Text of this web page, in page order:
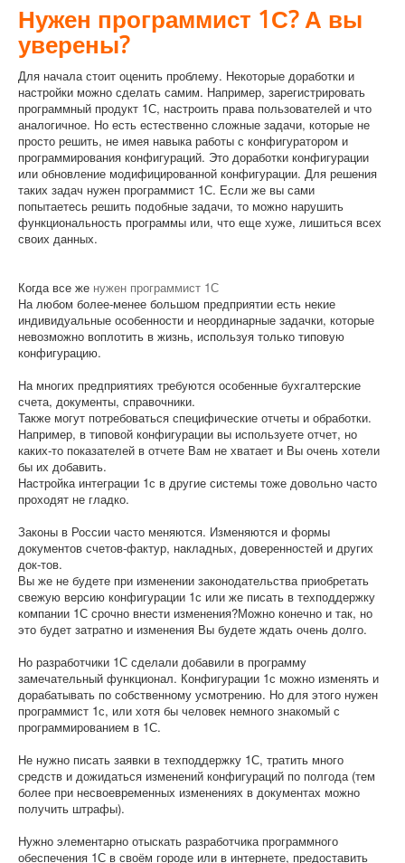
Нужен программист 1С?А вы
уверены?
Для начала стоит оценить проблему. Некоторые доработки и
настройки можно сделать самим. Например, зарегистрировать
программный продукт 1С, настроить права пользователей и что
аналогичное. Но есть естественно сложные задачи, которые не
просто решить, не имея навыка работы с конфигуратором и
программирования конфигураций. Это доработки конфигурации
или обновление модифицированной конфигурации. Для решения
таких задач нужен программист 1С. Если же вы сами
попытаетесь решить подобные задачи, то можно нарушить
функциональность программы или, что еще хуже, лишиться всех
своих данных.
Когда все же нужен программист 1С
На любом более-менее большом предприятии есть некие
индивидуальные особенности и неординарные задачки, которые
невозможно воплотить в жизнь, используя только типовую
конфигурацию.
На многих предприятиях требуются особенные бухгалтерские
счета, документы, справочники.
Также могут потребоваться специфические отчеты и обработки.
Например, в типовой конфигурации вы используете отчет, но
каких-то показателей в отчете Вам не хватает и Вы очень хотели
бы их добавить.
Настройка интеграции 1с в другие системы тоже довольно часто
проходят не гладко.
Законы в России часто меняются. Изменяются и формы
документов счетов-фактур, накладных, доверенностей и других
док-тов.
Вы же не будете при изменении законодательства приобретать
свежую версию конфигурации 1с или же писать в техподдержку
компании 1С срочно внести изменения?Можно конечно и так, но
это будет затратно и изменения Вы будете ждать очень долго.
Но разработчики 1С сделали добавили в программу
замечательный функционал. Конфигурации 1с можно изменять и
дорабатывать по собственному усмотрению. Но для этого нужен
программист 1с, или хотя бы человек немного знакомый с
программированием в 1С.
Не нужно писать заявки в техподдержку 1С, тратить много
средств и дожидаться изменений конфигураций по полгода(тем
более при несвоевременных изменениях в документах можно
получить штрафы).
Нужно элементарно отыскать разработчика программного
обеспечения 1С в своём городе или в интернете, предоставить